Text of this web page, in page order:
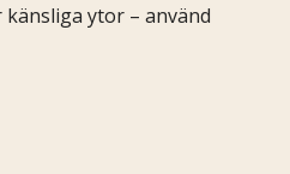
ytor – använd